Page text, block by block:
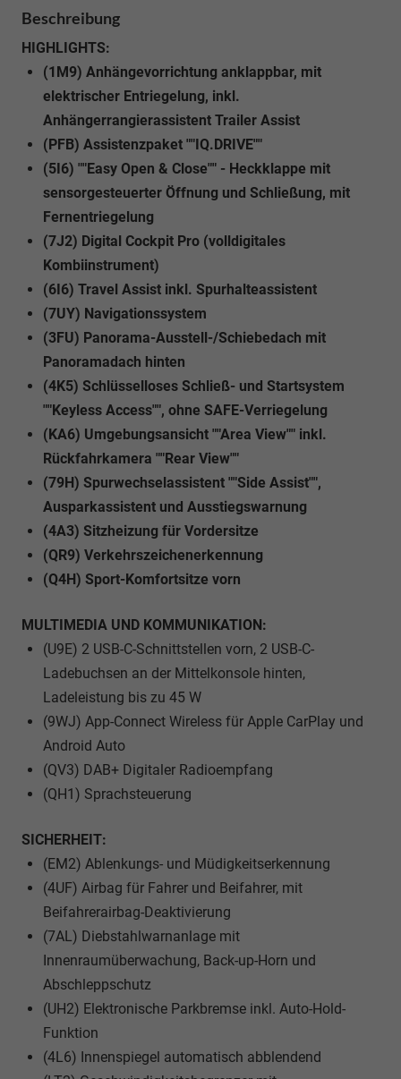
Beschreibung
HIGHLIGHTS:
(1M9) Anhängevorrichtung anklappbar, mit
elektrischer Entriegelung, inkl.
Anhängerrangierassistent Trailer Assist
(PFB) Assistenzpaket ""IQ.DRIVE""
(5I6) ""Easy Open & Close"" - Heckklappe mit
sensorgesteuerter Öffnung und Schließung, mit
Fernentriegelung
(7J2) Digital Cockpit Pro (volldigitales
Kombiinstrument)
(6I6) Travel Assist inkl. Spurhalteassistent
(7UY) Navigationssystem
(3FU) Panorama-Ausstell-/Schiebedach mit
Panoramadach hinten
(4K5) Schlüsselloses Schließ- und Startsystem
""Keyless Access"", ohne SAFE-Verriegelung
(KA6) Umgebungsansicht ""Area View"" inkl.
Rückfahrkamera ""Rear View""
(79H) Spurwechselassistent ""Side Assist"",
Ausparkassistent und Ausstiegswarnung
(4A3) Sitzheizung für Vordersitze
(QR9) Verkehrszeichenerkennung
(Q4H) Sport-Komfortsitze vorn
MULTIMEDIA UND KOMMUNIKATION:
(U9E) 2 USB-C-Schnittstellen vorn, 2 USB-C-
Ladebuchsen an der Mittelkonsole hinten,
Ladeleistung bis zu 45 W
(9WJ) App-Connect Wireless für Apple CarPlay und
Android Auto
(QV3) DAB+ Digitaler Radioempfang
(QH1) Sprachsteuerung
SICHERHEIT:
(EM2) Ablenkungs- und Müdigkeitserkennung
(4UF) Airbag für Fahrer und Beifahrer, mit
Beifahrerairbag-Deaktivierung
(7AL) Diebstahlwarnanlage mit
Innenraumüberwachung, Back-up-Horn und
Abschleppschutz
(UH2) Elektronische Parkbremse inkl. Auto-Hold-
Funktion
(4L6) Innenspiegel automatisch abblendend